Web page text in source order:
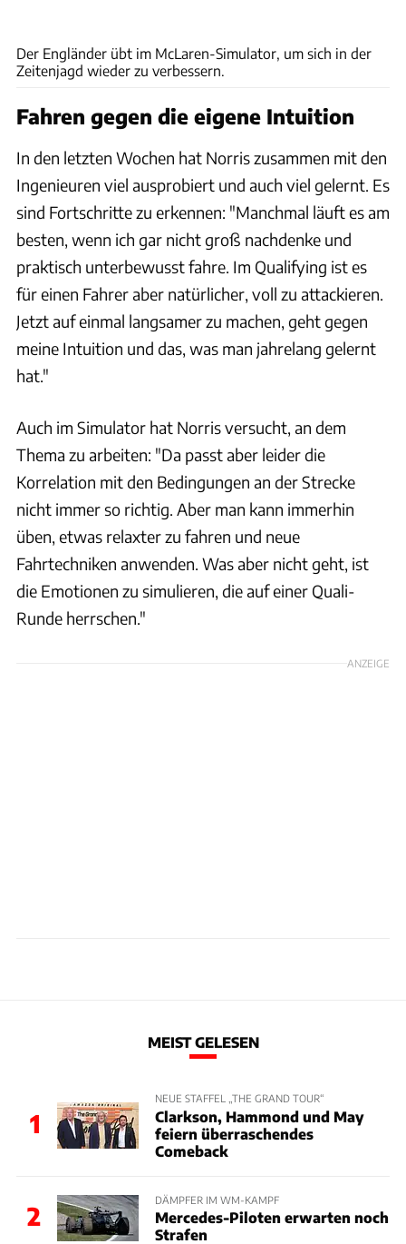
Der Engländer übt im McLaren-Simulator, um sich in der
Zeitenjagd wieder zu verbessern.
Fahren gegen die eigene Intuition
In den letzten Wochen hat Norris zusammen mit den
Ingenieuren viel ausprobiert und auch viel gelernt. Es
sind Fortschritte zu erkennen: "Manchmal läuft es am
besten, wenn ich gar nicht groß nachdenke und
praktisch unterbewusst fahre. Im Qualifying ist es
für einen Fahrer aber natürlicher, voll zu attackieren.
Jetzt auf einmal langsamer zu machen, geht gegen
meine Intuition und das, was man jahrelang gelernt
hat."
Auch im Simulator hat Norris versucht, an dem
Thema zu arbeiten: "Da passt aber leider die
Korrelation mit den Bedingungen an der Strecke
nicht immer so richtig. Aber man kann immerhin
üben, etwas relaxter zu fahren und neue
Fahrtechniken anwenden. Was aber nicht geht, ist
die Emotionen zu simulieren, die auf einer Quali-
Runde herrschen."
ANZEIGE
MEIST GELESEN
1
NEUE STAFFEL „THE GRAND TOUR“
Clarkson, Hammond und May
feiern überraschendes
Comeback
2
DÄMPFER IM WM-KAMPF
Mercedes-Piloten erwarten noch
Strafen